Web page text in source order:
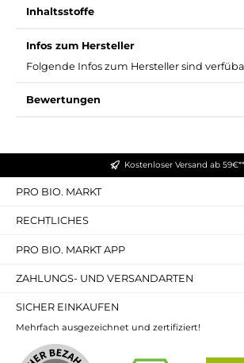
Inhaltsstoffe
Infos zum Hersteller
Folgende Infos zum Hersteller sind
Bewertungen
Kostenloser Versand ab 59€**
PRO BIO. MARKT
RECHTLICHES
PRO BIO. MARKT APP
ZAHLUNGS- UND VERSANDARTEN
SICHER EINKAUFEN
Mehrfach ausgezeichnet und zertifiziert!